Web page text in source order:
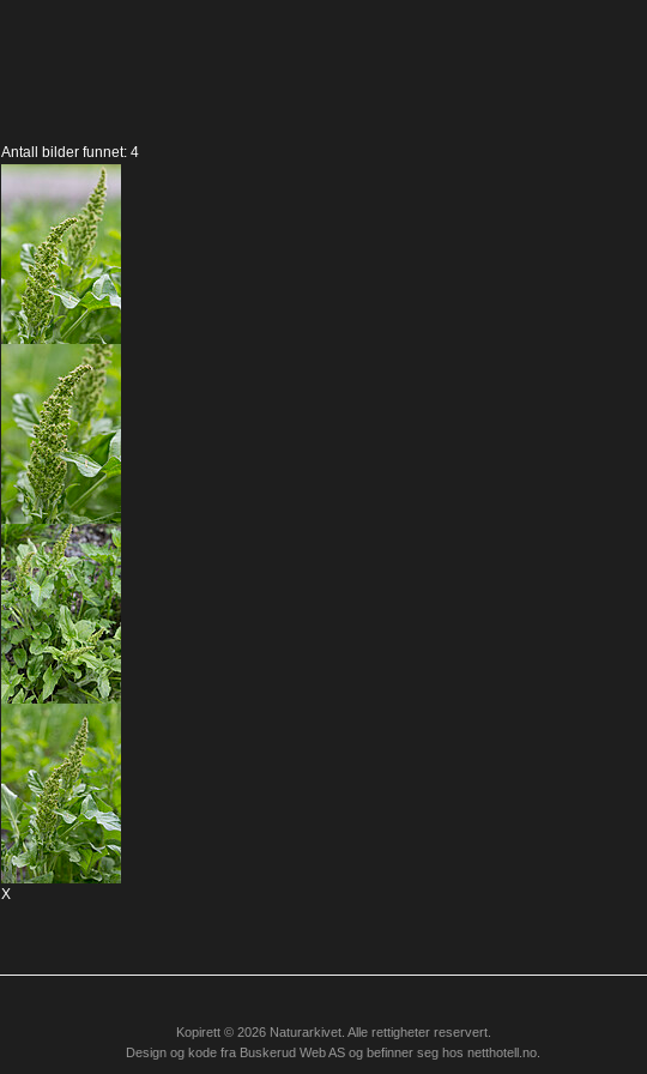
Antall bilder funnet: 4
X
Kopirett © 2026 Naturarkivet. Alle rettigheter reservert.
Design og kode fra Buskerud Web AS og befinner seg hos netthotell.no